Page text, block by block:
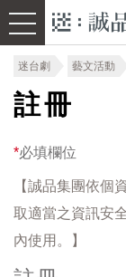
迷台劇 藝文活動
註冊
*必填欄位
【誠品集團依個
取適當之資訊安
內使用。】